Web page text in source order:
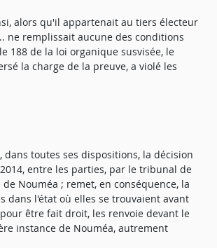
alors qu'il appartenait au tiers électeur
ne remplissait aucune des conditions
188 de la loi organique susvisée, le
la charge de la preuve, a violé les
dans toutes ses dispositions, la décision
entre les parties, par le tribunal de
Nouméa ; remet, en conséquence, la
dans l'état où elles se trouvaient avant
être fait droit, les renvoie devant le
instance de Nouméa, autrement